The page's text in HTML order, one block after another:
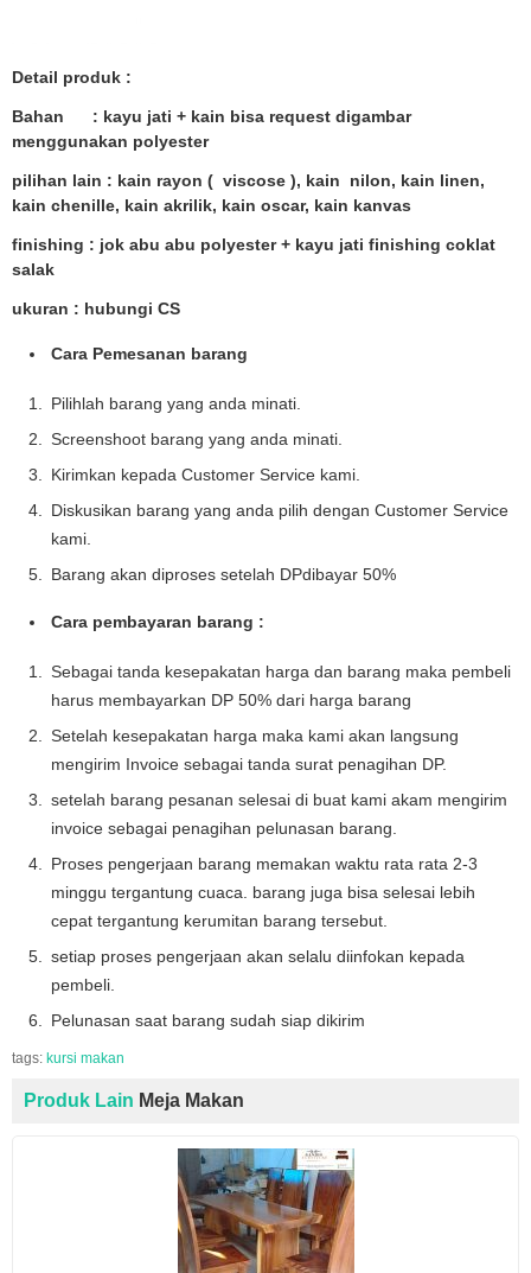
Detail produk :
Bahan : kayu jati + kain bisa request digambar
menggunakan polyester
pilihan lain : kain rayon ( viscose ), kain nilon, kain linen,
kain chenille, kain akrilik, kain oscar, kain kanvas
finishing : jok abu abu polyester + kayu jati finishing coklat
salak
ukuran : hubungi CS
Cara Pemesanan barang
Pilihlah barang yang anda minati.
Screenshoot barang yang anda minati.
Kirimkan kepada Customer Service kami.
Diskusikan barang yang anda pilih dengan Customer Service
kami.
Barang akan diproses setelah DPdibayar 50%
Cara pembayaran barang :
Sebagai tanda kesepakatan harga dan barang maka pembeli
harus membayarkan DP 50% dari harga barang
Setelah kesepakatan harga maka kami akan langsung
mengirim Invoice sebagai tanda surat penagihan DP.
setelah barang pesanan selesai di buat kami akam mengirim
invoice sebagai penagihan pelunasan barang.
Proses pengerjaan barang memakan waktu rata rata 2-3
minggu tergantung cuaca. barang juga bisa selesai lebih
cepat tergantung kerumitan barang tersebut.
setiap proses pengerjaan akan selalu diinfokan kepada
pembeli.
Pelunasan saat barang sudah siap dikirim
tags: kursi makan
Produk Lain Meja Makan